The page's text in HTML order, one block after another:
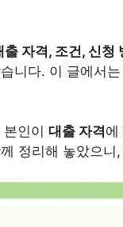
출 자격, 조건, 신청
니다. 이 글에서
본인이 대출 자격에
정리해 놓았으니